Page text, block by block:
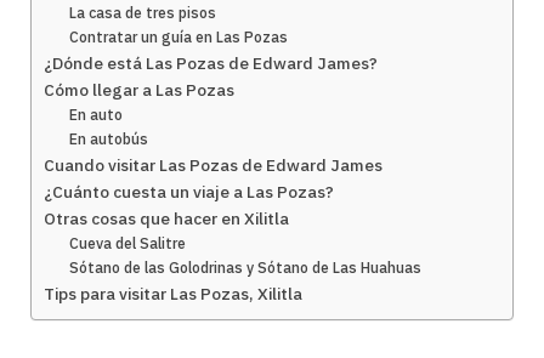
La casa de tres pisos
Contratar un guía en Las Pozas
¿Dónde está Las Pozas de Edward James?
Cómo llegar a Las Pozas
En auto
En autobús
Cuando visitar Las Pozas de Edward James
¿Cuánto cuesta un viaje a Las Pozas?
Otras cosas que hacer en Xilitla
Cueva del Salitre
Sótano de las Golodrinas y Sótano de Las Huahuas
Tips para visitar Las Pozas, Xilitla